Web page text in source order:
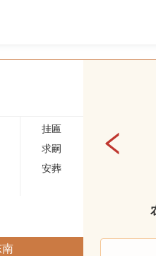
挂匾
求嗣
安葬